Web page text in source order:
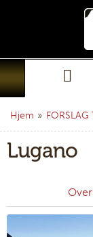
Hjem » FORSLAG
Lugano